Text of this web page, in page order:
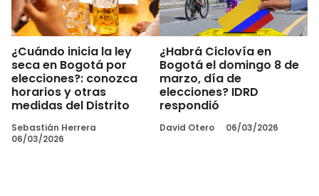
¿Cuándo inicia la ley
seca en Bogotá por
elecciones?: conozca
horarios y otras
medidas del Distrito
Sebastián Herrera
06/03/2026
¿Habrá Ciclovía en
Bogotá el domingo 8 de
marzo, día de
elecciones? IDRD
respondió
David Otero 06/03/2026